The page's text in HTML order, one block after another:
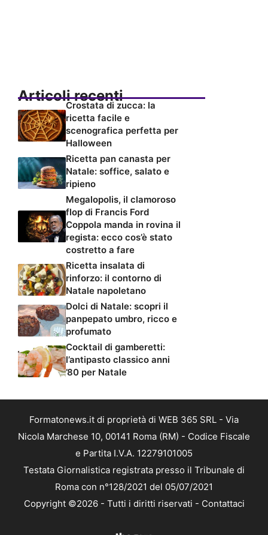
Articoli recenti
Crostata di zucca: la
ricetta facile e
scenografica perfetta per
Halloween
Ricetta pan canasta per
Natale: soffice, salato e
ripieno
Megalopolis, il clamoroso
flop di Francis Ford
Coppola manda in rovina il
regista: ecco cos’è stato
costretto a fare
Ricetta insalata di
rinforzo: il contorno di
Natale napoletano
Dolci di Natale: scopri il
panpepato umbro, ricco e
profumato
Cocktail di gamberetti:
l’antipasto classico anni
’80 per Natale
Formatonews.it di proprietà di WEB 365 SRL - Via
Nicola Marchese 10, 00141 Roma (RM) - Codice Fiscale
e Partita I.V.A. 12279101005
Testata Giornalistica registrata presso il Tribunale di
Roma con n°128/2021 del 05/07/2021
Copyright ©2026 - Tutti i diritti riservati - Contattaci